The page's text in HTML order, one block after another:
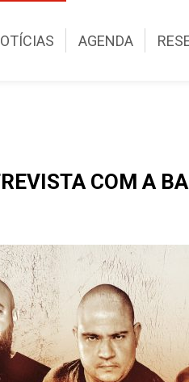
AGENDA
COM A